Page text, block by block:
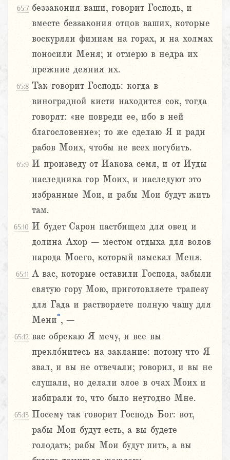
65:7 беззакония ваши, говорит Господь, и
вместе беззакония отцов ваших, которые
воскуряли фимиам на горах, и на холмах
поносили Меня; и отмерю в недра их
прежние деяния их.
65:8 Так говорит Господь: когда в
виноградной кисти находится сок, тогда
говорят: «не повреди ее, ибо в ней
благословение»; то же сделаю Я и ради
рабов Моих, чтобы не всех погубить.
65:9 И произведу от Иакова семя, и от Иуды
наследника гор Моих, и наследуют это
избранные Мои, и рабы Мои будут жить
там.
65:10 И будет Сарон пастбищем для овец и
долина Ахор – местом отдыха для волов
народа Моего, который взыскал Меня.
65:11 А вас, которые оставили Господа, забыли
святую гору Мою, приготовляете трапезу
для Гада и растворяете полную чашу для
Мени*, –
65:12 вас обрекаю Я мечу, и все вы
прекло́нитесь на заклание: потому что Я
звал, и вы не отвечали; говорил, и вы не
слушали, но делали злое в очах Моих и
избирали то, что было неугодно Мне.
65:13 Посему так говорит Господь Бог: вот,
рабы Мои будут есть, а вы будете
голодать; рабы Мои будут пить, а вы